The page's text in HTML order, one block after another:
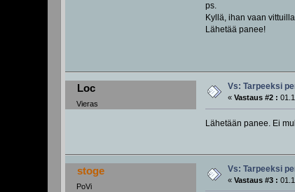
ps.
Kyllä, ihan vaan
Lähetää panee!
Loc
Vieras
Vs: Tarpeeksi
«Vastaus #2 :
Lähetään panee. Ei
stoge
PoVi
Vs: Tarpeeksi
«Vastaus #3 :